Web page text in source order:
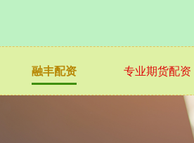
融丰配资 专业期货配资